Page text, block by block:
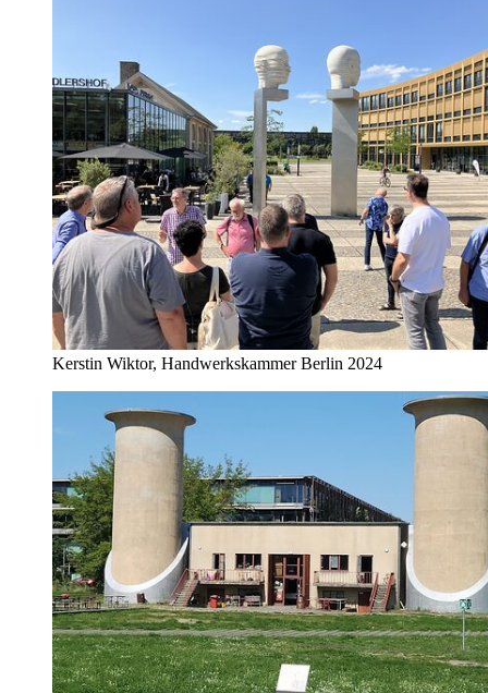
Kerstin Wiktor, Handwerkskammer Berlin 2024